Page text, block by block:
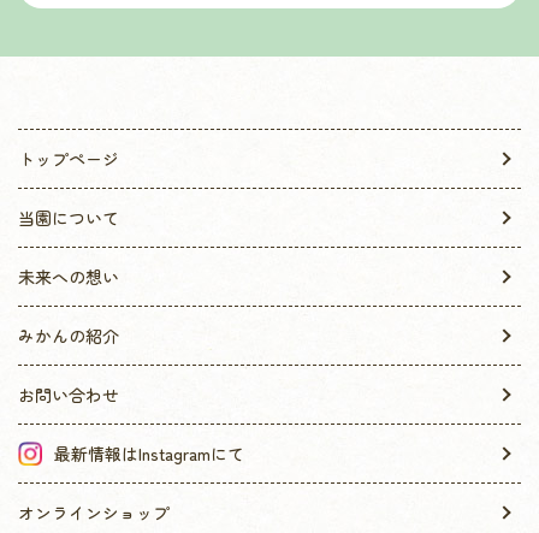
トップページ
当園について
未来への想い
みかんの紹介
お問い合わせ
最新情報はInstagramにて
オンラインショップ